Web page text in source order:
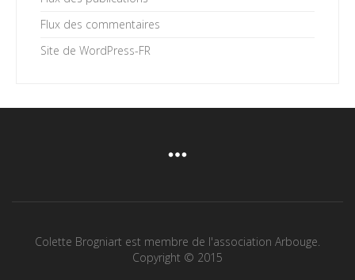
Flux des commentaires
Site de WordPress-FR
Colette Brogniart est membre de l'association Arbouge.
Copyright © 2015